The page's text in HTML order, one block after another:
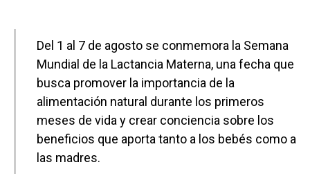
Del 1 al 7 de agosto se conmemora la Semana
Mundial de la Lactancia Materna, una fecha que
busca promover la importancia de la
alimentación natural durante los primeros
meses de vida y crear conciencia sobre los
beneficios que aporta tanto a los bebés como a
las madres.